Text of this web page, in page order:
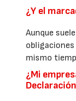
¿Y el
Aunque
mismo
¿Mi